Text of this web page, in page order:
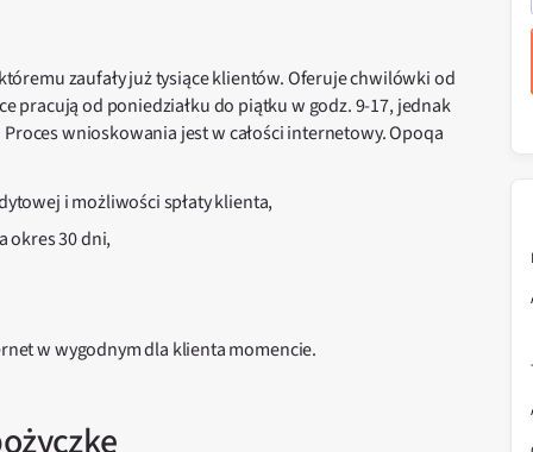
zaufały już tysiące klientów. Oferuje chwilówki od
pracują od poniedziałku do piątku w godz. 9-17, jednak
wnioskowania jest w całości internetowy. Opoqa
i możliwości spłaty klienta,
okres 30 dni,
w wygodnym dla klienta momencie.